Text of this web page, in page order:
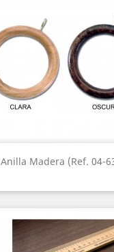
Anilla Madera (Ref. 04-